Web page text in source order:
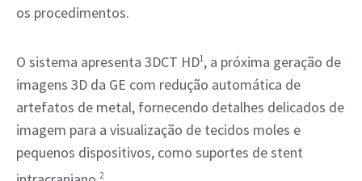
os procedimentos.
O sistema apresenta 3DCT HD1, a próxima geração de
imagens 3D da GE com redução automática de
artefatos de metal, fornecendo detalhes delicados de
imagem para a visualização de tecidos moles e
pequenos dispositivos, como suportes de stent
2